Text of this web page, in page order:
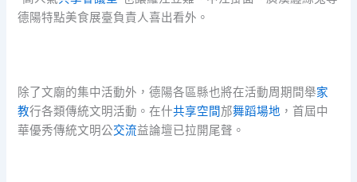
德陽特點美食展臺負責人喜出看外。
除了文廟的集中活動外，德陽各區縣也將在活動周期間舉家
教行各類傳統文明活動。在什共享空間邡舞蹈場地 ，首屆中
華優秀傳統文明公交流益論壇已拉開尾聲。